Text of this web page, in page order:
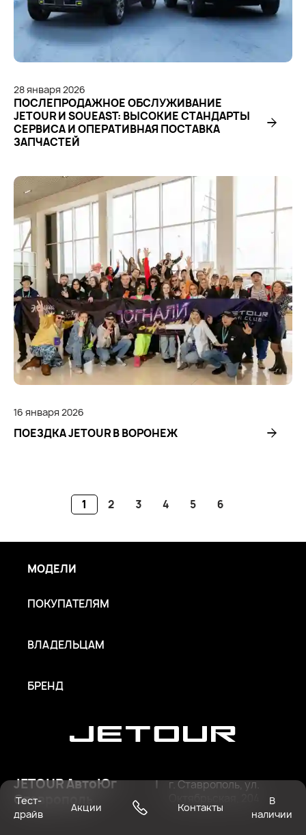
28января2026
ПОСЛЕПРОДАЖНОЕ ОБСЛУЖИВАНИЕ
JETOUR И SOUEAST: ВЫСОКИЕ СТАНДАРТЫ
СЕРВИСА И ОПЕРАТИВНАЯ ПОСТАВКА
ЗАПЧАСТЕЙ
16 января2026
ПОЕЗДКА JETOUR В ВОРОНЕЖ
1 2 3 4 5 6
JETOUR АвтоЮг
Ставрополь
|
г. Ставрополь, ул.
МОДЕЛИ
ПОКУПАТЕЛЯМ
ВЛАДЕЛЬЦАМ
БРЕНД
Тест-
драйв
Акции Контакты
В
наличии